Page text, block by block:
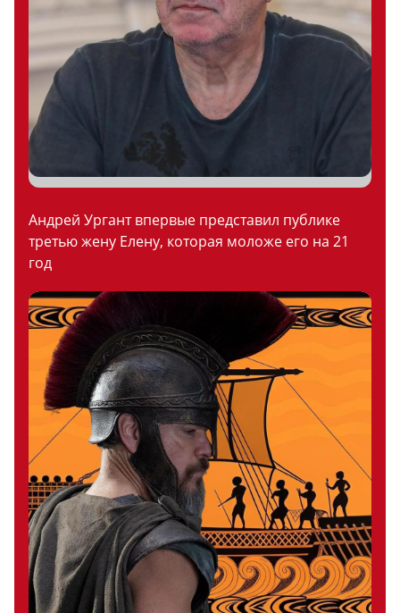
Андрей Ургант впервые представил публике
третью жену Елену, которая моложе его на 21
год